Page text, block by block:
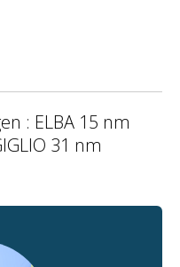
: ELBA 15 nm
31 nm